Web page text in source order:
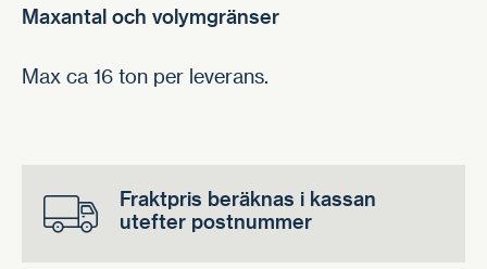
Maxantal och volymgränser
Max ca 16 ton per leverans.
Fraktpris beräknas i kassan
utefter postnummer